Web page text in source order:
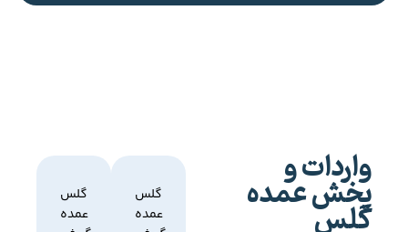
واردات و
پخش عمده
گلس
عمده
گلس
عمده